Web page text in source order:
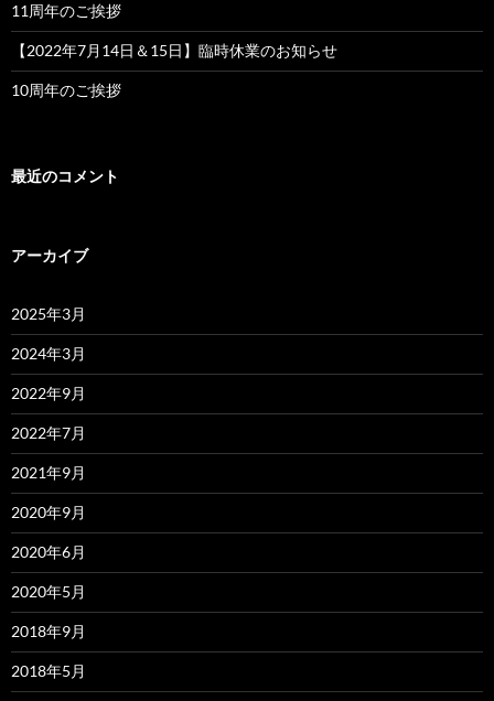
11周年のご挨拶
【2022年7月14日＆15日】臨時休業のお知らせ
10周年のご挨拶
最近のコメント
アーカイブ
2025年3月
2024年3月
2022年9月
2022年7月
2021年9月
2020年9月
2020年6月
2020年5月
2018年9月
2018年5月